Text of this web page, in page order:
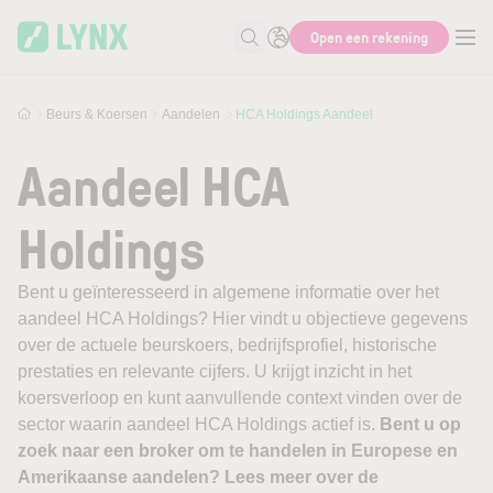
Zoek naar informatie
Open een rekening
Beurs & Koersen Aandelen HCA Holdings Aandeel
Aandeel HCA
Holdings
Bent u geïnteresseerd in algemene informatie over het
aandeel HCA Holdings? Hier vindt u objectieve gegevens
over de actuele beurskoers, bedrijfsprofiel, historische
prestaties en relevante cijfers. U krijgt inzicht in het
koersverloop en kunt aanvullende context vinden over de
sector waarin aandeel HCA Holdings actief is. Bent u op
zoek naar een broker om te handelen in Europese en
Amerikaanse aandelen? Lees meer over de